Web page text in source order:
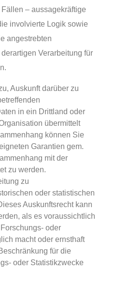
– aussagekräftige
involvierte Logik sowie
angestrebten
Verarbeitung für
Auskunft darüber zu
in ein Drittland oder
übermittelt
können Sie
Garantien gem.
mit der
zu werden.
zu
oder statistischen
Auskunftsrecht kann
als es voraussichtlich
oder
macht oder ernsthaft
für die
oder Statistikzwecke